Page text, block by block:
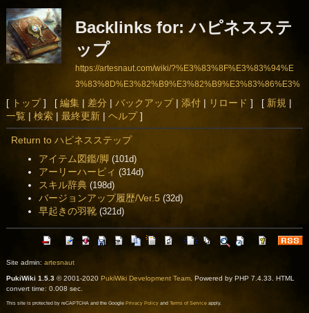
Backlinks for: ハピネスステ
ップ
https://artesnaut.com/wiki/?%E3%83%8F%E3%83%94%E
3%83%8D%E3%82%B9%E3%82%B9%E3%83%86%E3%
83%83%E3%83%97
[ トップ] [ 編集| 差分 | バックアップ| 添付| リロード ] [ 新規 |
一覧| 検索| 最終更新| ヘルプ]
Return to ハピネスステップ
アイテム図鑑/脚 (101d)
アーリーハーピィ (314d)
スキル辞典 (198d)
バージョンアップ履歴/Ver.5 (32d)
早起きの羽靴 (321d)
Site admin: artesnaut
PukiWiki 1.5.3© 2001-2020 PukiWiki Development Team. Powered by PHP 7.4.33. HTML
convert time: 0.008 sec.
This site is protected by reCAPTCHA and the Google Privacy Policyand Terms of Serviceapply.